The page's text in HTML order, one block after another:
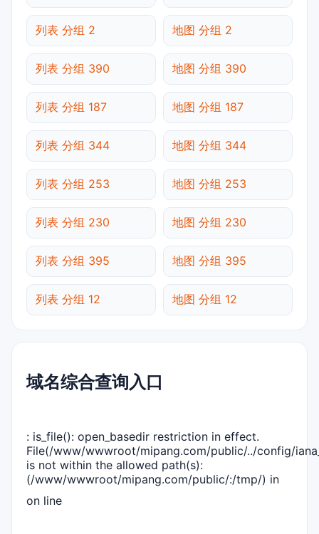
列表 分组 2 地图 分组 2
列表 分组 390 地图 分组 390
列表 分组 187 地图 分组 187
列表 分组 344 地图 分组 344
列表 分组 253 地图 分组 253
列表 分组 230 地图 分组 230
列表 分组 395 地图 分组 395
列表 分组 12 地图 分组 12
域名综合查询入口
: is_file(): open_basedir restriction in effect.
File(/www/wwwroot/mipang.com/public/../config/
is not within the allowed path(s):
(/www/wwwroot/mipang.com/public/:/tmp/) in
on line